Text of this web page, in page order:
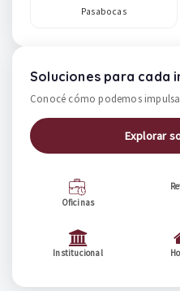
Pasabocas
Soluciones para cada
Conocé cómo podemos
Explorar
Oficinas
Institucional